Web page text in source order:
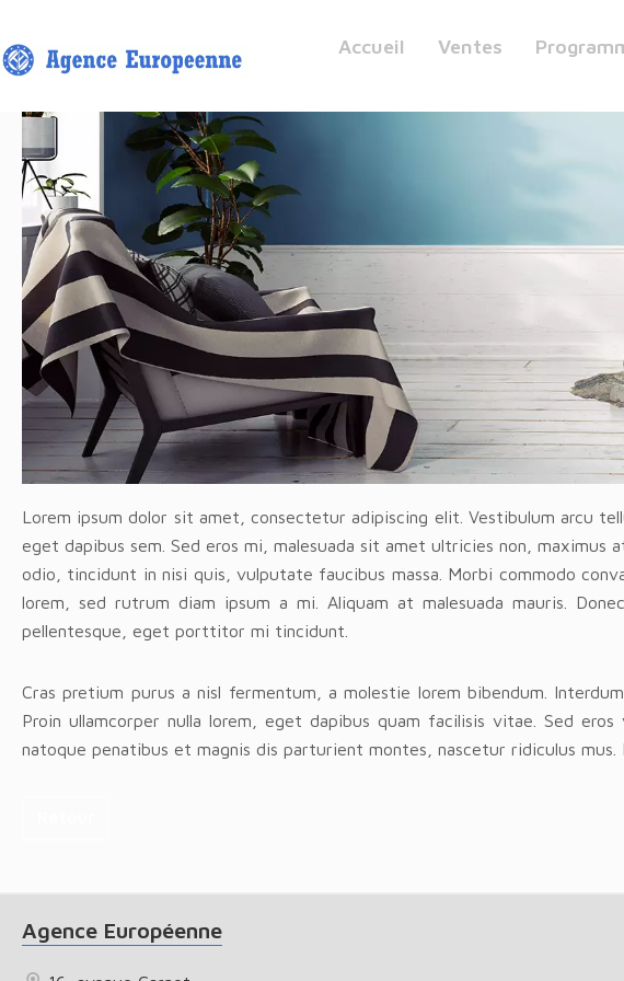
Accueil Ventes
Lorem ipsum dolor sit amet, consectetur adipiscing elit. Vestibulum arcu
eget dapibus sem. Sed eros mi, malesuada sit amet ultricies non,
odio, tincidunt in nisi quis, vulputate faucibus massa. Morbi commodo
lorem, sed rutrum diam ipsum a mi. Aliquam at malesuada mauris.
pellentesque, eget porttitor mi tincidunt.
Cras pretium purus a nisl fermentum, a molestie lorem bibendum.
Proin ullamcorper nulla lorem, eget dapibus quam facilisis vitae. Sed
natoque penatibus et magnis dis parturient montes, nascetur ridiculus mus.
Agence Européenne